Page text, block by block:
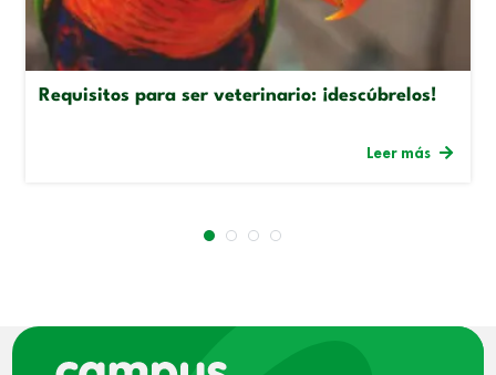
Requisitos para ser veterinario: ¡descúbrelos!
Leer más